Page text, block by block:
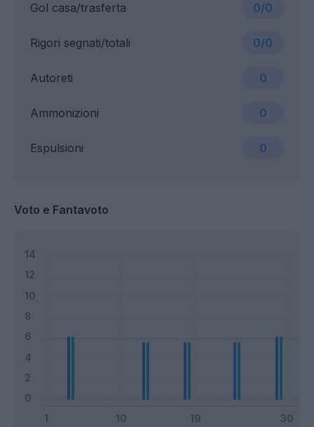
Gol casa/trasferta 0/0
Ammonizioni 0
Rigori segnati/totali 0/0
Espulsioni 0
Autoreti 0
Voto e Fantavoto